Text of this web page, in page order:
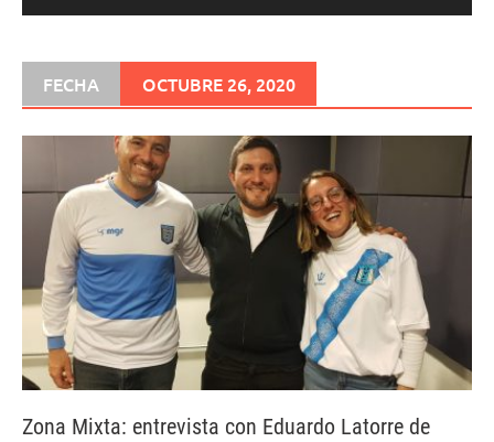
FECHA OCTUBRE 26, 2020
Zona Mixta: entrevista con Eduardo Latorre de